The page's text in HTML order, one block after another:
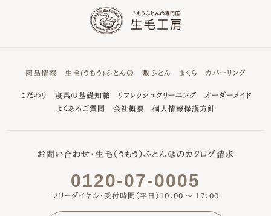
商品情報 生毛(うもう)ふとん® 敷ふとん まくら カバーリング
こだわり 寝具の基礎知識 リフレッシュクリーニング
オーダーメイド
よくあるご質問
会社概要 個人情報保護方針
お問い合わせ・生毛（うもう）ふとん®のカタログ請求
0120-07-0005
フリーダイヤル・受付時間（平日）10：00 ～ 17：00